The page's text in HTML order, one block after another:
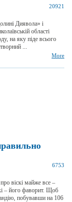
20921
Диявола» і
області
на яку піде всього
...
More
6753
віскі майже все –
– його фаворит. Щоб
побувавши на 106